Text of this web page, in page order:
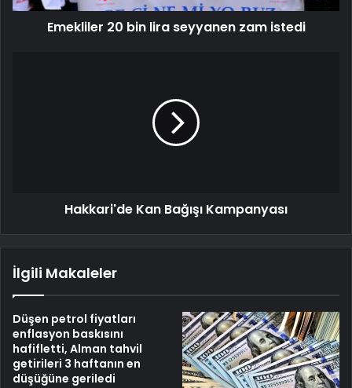
Emekliler 20 bin lira seyyanen zam istedi
Hakkari'de Kan Bağışı Kampanyası
İlgili Makaleler
Düşen petrol fiyatları
enflasyon baskısını
hafifletti, Alman tahvil
getirileri 3 haftanın en
düşüğüne geriledi